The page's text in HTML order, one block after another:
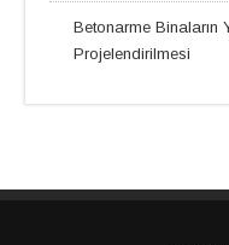
Betonarme Binaların
Projelendirilmesi